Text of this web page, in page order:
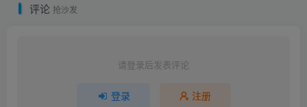
评论 抢沙发
请登录后发表评论
登录 注册